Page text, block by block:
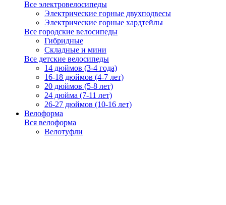
Все электровелосипеды
Электрические горные двухподвесы
Электрические горные хардтейлы
Все городские велосипеды
Гибридные
Складные и мини
Все детские велосипеды
14 дюймов (3-4 года)
16-18 дюймов (4-7 лет)
20 дюймов (5-8 лет)
24 дюйма (7-11 лет)
26-27 дюймов (10-16 лет)
Велоформа
Вся велоформа
Велотуфли